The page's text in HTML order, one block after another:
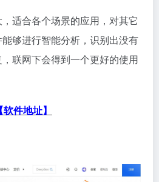
适合各个场景的应用，对其它
够进行智能分析，识别出没有
联网下会得到一个更好的使用
【软件地址】